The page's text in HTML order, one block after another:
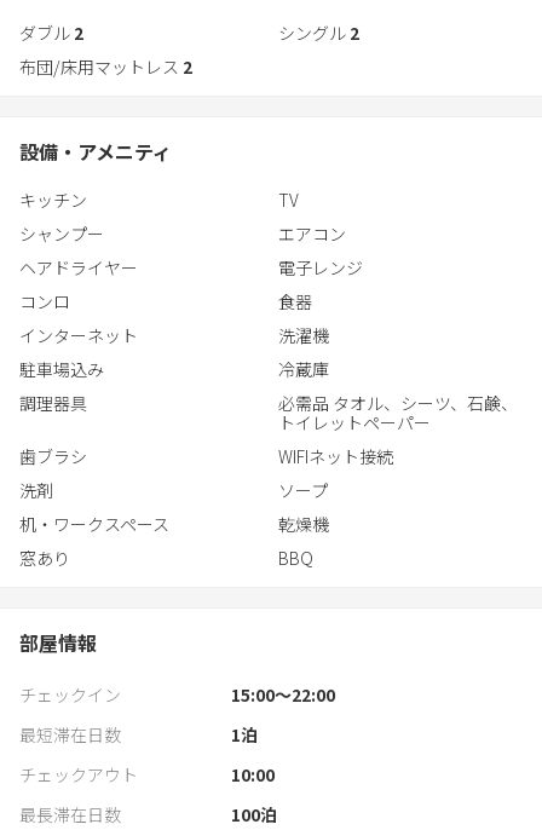
大型スクリーンに短焦点プロジェクター・WiFi等も揃っておりワー
本やカードゲーム等も用意しているので鳥の声や音楽を聴きなが
小さなお子様用の絵本やベビーバスベビーチェアもございます。
もちろん熱海や伊豆の観光拠点にも。どうぞ思い思いにお過ごし
ダブル 2 シングル 2
布団/床用マットレス 2
設備・アメニティ
キッチン
TV
シャンプー
エアコン
ヘアドライヤー
電子レンジ
コンロ
食器
インターネット
洗濯機
駐車場込み
冷蔵庫
調理器具
必需品 タオル、シーツ、石鹸、
トイレットペーパー
歯ブラシ
WIFIネット接続
洗剤
ソープ
机・ワークスペース
乾燥機
窓あり
BBQ
部屋情報
チェックイン
15:00〜22:00
最短滞在日数
1泊
チェックアウト
10:00
最長滞在日数
100泊